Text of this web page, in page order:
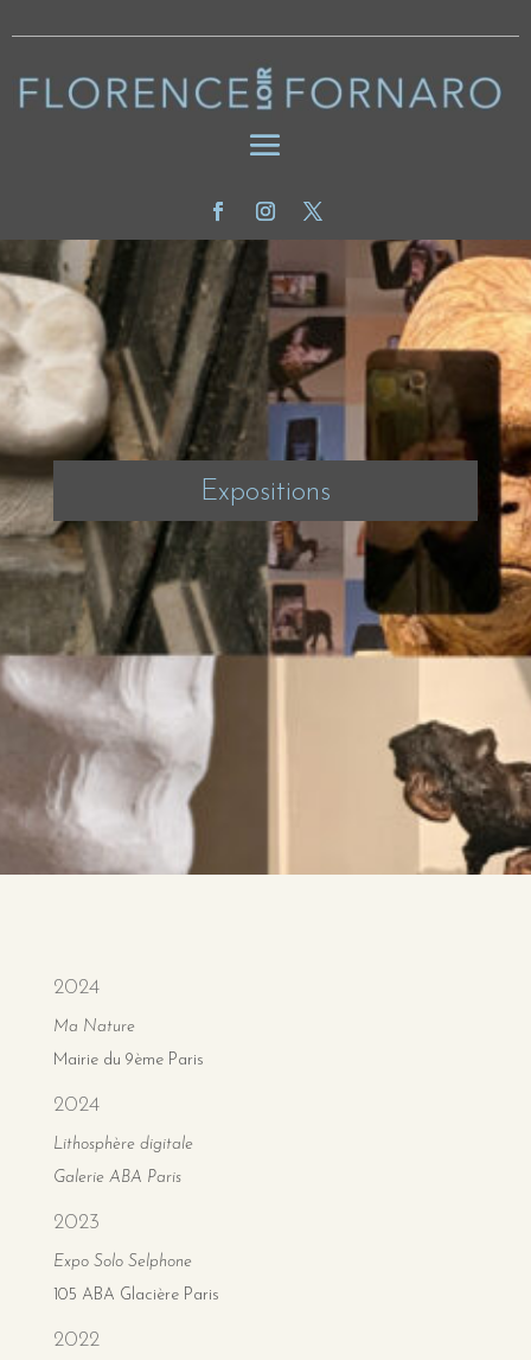
Expositions
2024
Ma Nature
Mairie du 9ème Paris
2024
Lithosphère digitale
Galerie ABA Paris
2023
Expo Solo Selphone
105 ABA Glacière Paris
2022